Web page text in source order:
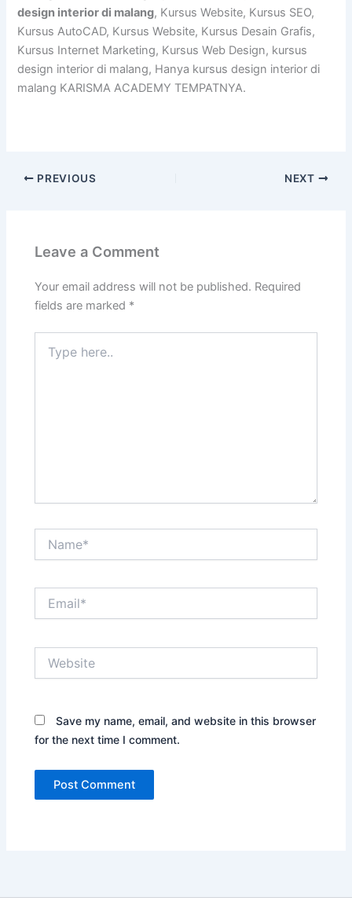
design interior di malang, Kursus Website, Kursus SEO,
Kursus AutoCAD, Kursus Website, Kursus Desain Grafis,
Kursus Internet Marketing, Kursus Web Design, kursus
design interior di malang, Hanya kursus design interior di
malang KARISMA ACADEMY TEMPATNYA.
PREVIOUS NEXT
Leave a Comment
Your email address will not be published. Required
fields are marked *
here..
Save my name, email, and website in this browser
for the next time I comment.